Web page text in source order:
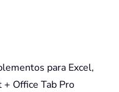
para Excel,
Office Tab Pro